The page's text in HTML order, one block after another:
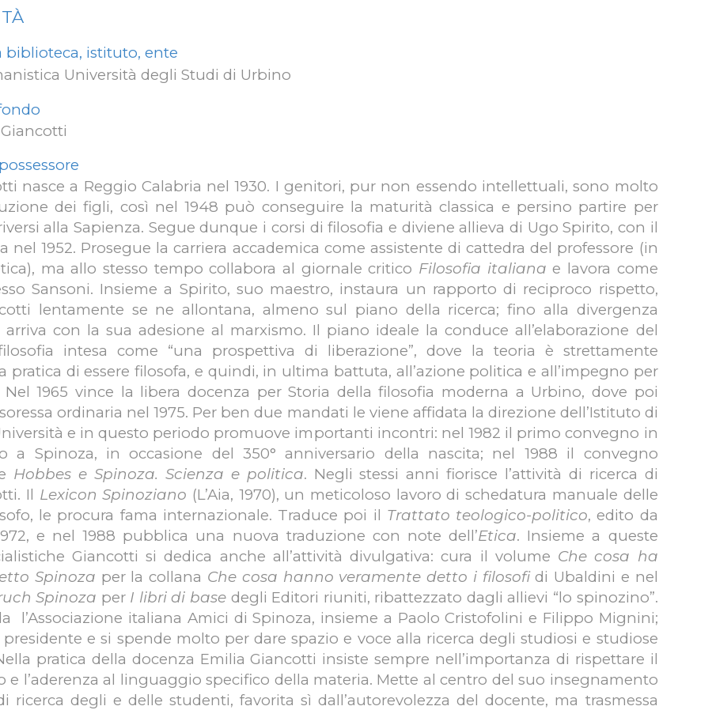
biblioteca, istituto, ente
Università degli Studi di Urbino
nasce a Reggio Calabria nel 1930. I genitori, pur non essendo intellettuali, sono molto
dei figli, così nel 1948 può conseguire la maturità classica e persino partire per
alla Sapienza. Segue dunque i corsi di filosofia e diviene allieva di Ugo Spirito, con il
nel 1952. Prosegue la carriera accademica come assistente di cattedra del professore (in
ma allo stesso tempo collabora al giornale critico Filosofia italiana e lavora come
Sansoni. Insieme a Spirito, suo maestro, instaura un rapporto di reciproco rispetto,
lentamente se ne allontana, almeno sul piano della ricerca; fino alla divergenza
arriva con la sua adesione al marxismo. Il piano ideale la conduce all’elaborazione del
intesa come “una prospettiva di liberazione”, dove la teoria è strettamente
pratica di essere filosofa, e quindi, in ultima battuta, all’azione politica e all’impegno per
1965 vince la libera docenza per Storia della filosofia moderna a Urbino, dove poi
ordinaria nel 1975. Per ben due mandati le viene affidata la direzione dell’Istituto di
e in questo periodo promuove importanti incontri: nel 1982 il primo convegno in
a Spinoza, in occasione del 350° anniversario della nascita; nel 1988 il convegno
Hobbes e Spinoza. Scienza e politica. Negli stessi anni fiorisce l’attività di ricerca di
Il Lexicon Spinoziano (L’Aia, 1970), un meticoloso lavoro di schedatura manuale delle
le procura fama internazionale. Traduce poi il Trattato teologico-politico, edito da
e nel 1988 pubblica una nuova traduzione con note dell’Etica. Insieme a queste
Giancotti si dedica anche all’attività divulgativa: cura il volume Che cosa ha
Spinoza per la collana Che cosa hanno veramente detto i filosofidi Ubaldini e nel
Spinoza per I libri di base degli Editori riuniti, ribattezzato dagli allievi “lo spinozino”.
l’Associazione italiana Amici di Spinoza, insieme a Paolo Cristofolini e Filippo Mignini;
e si spende molto per dare spazio e voce alla ricerca degli studiosi e studiose
pratica della docenza Emilia Giancotti insiste sempre nell’importanza di rispettare il
e l’aderenza al linguaggio specifico della materia. Mette al centro del suo insegnamento
ricerca degli e delle studenti, favorita sì dall’autorevolezza del docente, ma trasmessa